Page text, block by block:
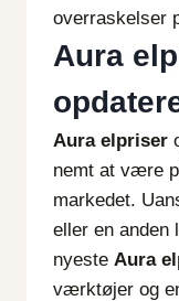
overraskelser
Aura
Aura elpriser
nemt at være
markedet.
eller en anden
nyeste Aura
værktøjer og